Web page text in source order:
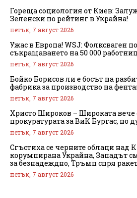
Гореща социология от Киев:
Зеленски по рейтинг в Украйна!
петък, 7 август 2026
Ужас в Европа! WSJ: Фолксваген
съкращаването на 50 000
петък, 7 август 2026
Бойко Борисов ли е босът на
фабрика за производство на
петък, 7 август 2026
Христо Широков – Широката вече
прокуратурата за ВиК Бургас, но
петък, 7 август 2026
Сгъстиха се черните облаци над
корумпирана Украйна, Западът
за безнадеждно, Тръмп спря
петък, 7 август 2026